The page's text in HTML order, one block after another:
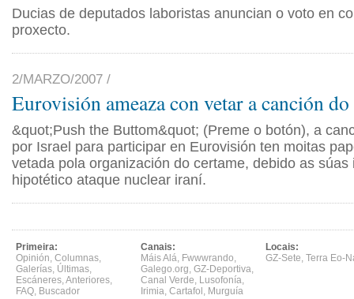
Ducias de deputados laboristas anuncian o voto en
proxecto.
2/MARZO/2007 /
Eurovisión ameaza con vetar a canción
&quot;Push the Buttom&quot; (Preme o botón), a
por Israel para participar en Eurovisión ten moitas
vetada pola organización do certame, debido as súas
hipotético ataque nuclear iraní.
Primeira:
Opinión, Columnas,
Galerías, Últimas,
Escáneres,Anteriores,
FAQ, Buscador
Canais:
Máis Alá, Fwwwrando,
Galego.org, GZ-Deportiva,
Canal Verde, Lusofonía,
Irimia, Cartafol , Murguía
Locais:
GZ-Sete, Terra Eo-